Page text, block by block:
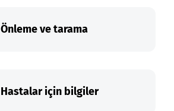
Önleme ve tarama
Hastalar için bilgiler